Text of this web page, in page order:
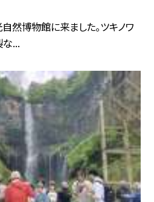
然博物館に来ました。ツキノワ
な...